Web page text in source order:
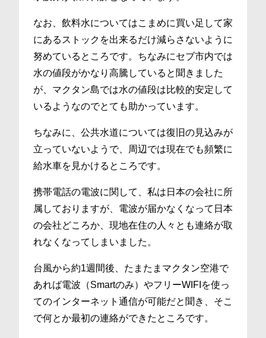
なお、飲料水についてはこまめに買い足して家
にあるストックを出来るだけ減らさないように
努めているところです。ちなみにセブ市内では
水の値段がかなり高騰していると聞きました
が、マクタン島では水の値段は比較的安定して
いるようなのでとても助かっています。
ちなみに、公共水道については復旧の見込みが
立っていないようで、周辺では現在でも頻繁に
給水車を見かけるところです。
携帯電話の電波に関して、私は日本の会社に所
属しておりますが、電波が届かなくなって日本
の会社どころか、現地在住の人々とも連絡が取
れなくなってしまいました。
台風から約1週間後、たまたまマクタン空港で
あれば電波（Smartのみ）やフリーWIFIを使っ
てのインターネット通信が可能だと聞き、そこ
で何とか最初の連絡ができたところです。